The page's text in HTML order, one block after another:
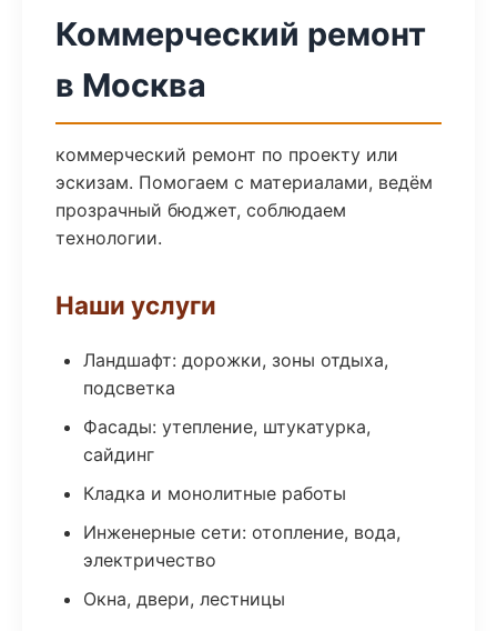
Коммерческий ремонт
в Москва
коммерческий ремонт по проекту или
эскизам. Помогаем с материалами, ведём
прозрачный бюджет, соблюдаем
технологии.
Наши услуги
Ландшафт: дорожки, зоны отдыха,
подсветка
Фасады: утепление, штукатурка,
сайдинг
Кладка и монолитные работы
Инженерные сети: отопление, вода,
электричество
Окна, двери, лестницы